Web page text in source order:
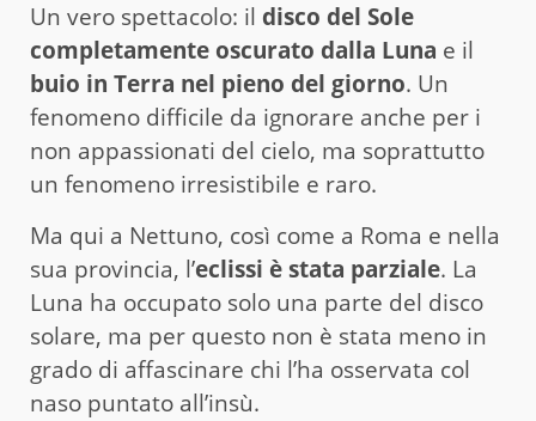
Un vero spettacolo: il disco del Sole
completamente oscurato dalla Luna e il
buio in Terra nel pieno del giorno. Un
fenomeno difficile da ignorare anche per i
non appassionati del cielo, ma soprattutto
un fenomeno irresistibile e raro.
Ma qui a Nettuno, così come a Roma e nella
sua provincia, l’eclissi è stata parziale. La
Luna ha occupato solo una parte del disco
solare, ma per questo non è stata meno in
grado di affascinare chi l’ha osservata col
naso puntato all’insù.